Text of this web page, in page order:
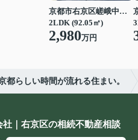
京都市右京区嵯峨中又町
2LDK (92.05㎡)
2,980万円
都らしい時間が流れる住まい。
｜右京区の相続不動産相談